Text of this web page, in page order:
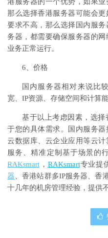
那么选择香港服务器可能会
要求不高，那么选择国内服
务器，都需要确保服务器的
业务正常运行。
6、价格
国内服务器相对来说比
宽、IP资源、存储空间和计算
基于以上考虑因素，选
于您的具体需求。国内服务器
云数据库、云企业应用等云
服务、精准定制基于场景的
RAKsmart ， RAKsmart专业提
器 、香港站群多IP服务器、香
十几年的机房管理经验，提供